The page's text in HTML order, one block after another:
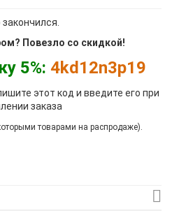
Повезло со скидкой!
5%: 4kd12n3p19
этот код и введите его при
заказа
товарами на распродаже).